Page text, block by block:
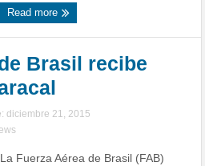
Read more
Brasil recibe
diciembre 21, 2015
La Fuerza Aérea de Brasil (FAB)